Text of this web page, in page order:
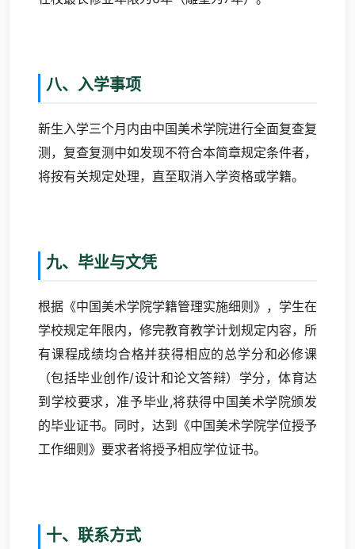
八、入学事项
新生入学三个月内由中国美术学院进行全面复查复
测，复查复测中如发现不符合本简章规定条件者，
将按有关规定处理，直至取消入学资格或学籍。
九、毕业与文凭
根据《中国美术学院学籍管理实施细则》，学生在
学校规定年限内，修完教育教学计划规定内容，所
有课程成绩均合格并获得相应的总学分和必修课
（包括毕业创作/设计和论文答辩）学分，体育达
到学校要求，准予毕业,将获得中国美术学院颁发
的毕业证书。同时，达到《中国美术学院学位授予
工作细则》要求者将授予相应学位证书。
十、联系方式